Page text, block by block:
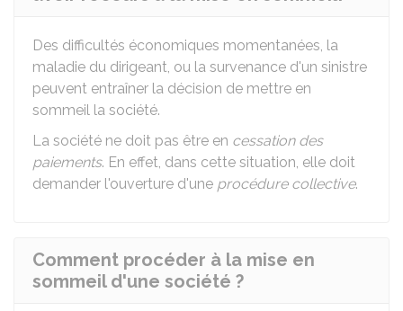
Des difficultés économiques momentanées, la
maladie du dirigeant, ou la survenance d'un sinistre
peuvent entraîner la décision de mettre en
sommeil la société.
La société ne doit pas être en cessation des
paiements. En effet, dans cette situation, elle doit
demander l'ouverture d'une procédure collective.
Comment procéder à la mise en
sommeil d'une société ?